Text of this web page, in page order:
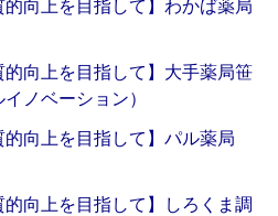
的向上を目指して】わかば薬局
的向上を目指して】大手薬局笹
ノベーション）
的向上を目指して】パル薬局
的向上を目指して】しろくま調